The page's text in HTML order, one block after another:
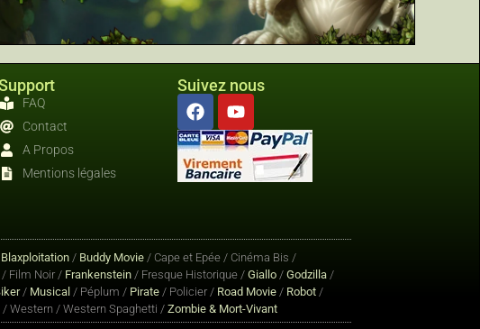
FAQ
Contact
A Propos
Mentions légales
Suivez nous
Blaxploitation / Buddy Movie / Cape et Epée / Cinéma Bis /
Film Noir / Frankenstein / Fresque Historique / Giallo / Godzilla /
/ Musical / Péplum / Pirate / Policier / Road Movie / Robot /
/ Western / Western Spaghetti / Zombie & Mort-Vivant